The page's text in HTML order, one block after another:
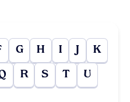
G H I J K
R S T U